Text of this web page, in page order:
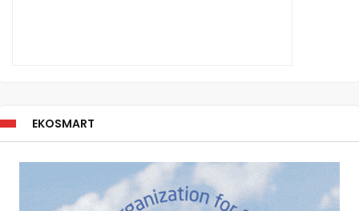
EKOSMART